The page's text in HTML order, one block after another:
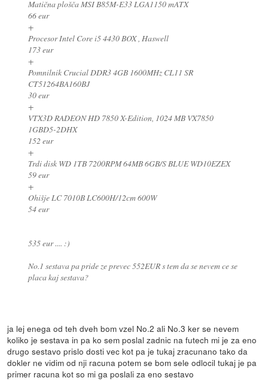
Matična plošča MSI B85M-E33 LGA1150 mATX
66 eur
+
Procesor Intel Core i5 4430 BOX , Haswell
173 eur
+
Pomnilnik Crucial DDR3 4GB 1600MHz CL11 SR
CT51264BA160BJ
30 eur
+
VTX3D RADEON HD 7850 X-Edition, 1024 MB VX7850
1GBD5-2DHX
152 eur
+
Trdi disk WD 1TB 7200RPM 64MB 6GB/S BLUE WD10EZEX
59 eur
+
Ohišje LC 7010B LC600H/12cm 600W
54 eur
535 eur .... :)
No.1 sestava pa pride ze prevec 552EUR s tem da se nevem ce se
placa kaj sestava?
ja lej enega od teh dveh bom vzel No.2 ali No.3 ker se nevem
koliko je sestava in pa ko sem poslal zadnic na futech mi je za eno
drugo sestavo prislo dosti vec kot pa je tukaj zracunano tako da
dokler ne vidim od nji racuna potem se bom sele odlocil tukaj je pa
primer racuna kot so mi ga poslali za eno sestavo